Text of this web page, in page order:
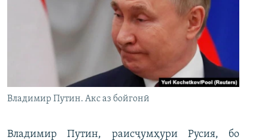
Владимир Путин. Акс аз бойгонӣ
Владимир Путин, раисҷумҳури Русия, бо